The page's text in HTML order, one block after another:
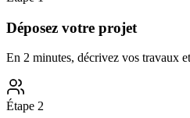
Déposez votre projet
En 2 minutes, décrivez vos travaux
Étape 2